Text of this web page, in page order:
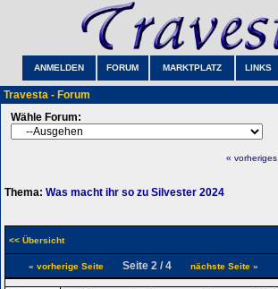
ANMELDEN FORUM MARKTPLATZ LINKS
Travesta - Forum
Wähle Forum:
«
Thema: Was macht ihr so zu Silvester 2024
<< Übersicht
« vorherige Seite Seite 2 / 4 nächste Seite »